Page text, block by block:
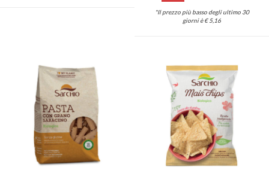
*Il prezzo più basso degli ultimo 30
giorni è € 5,16